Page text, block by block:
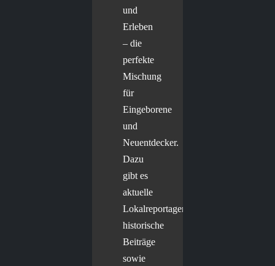
und
Erleben
– die
perfekte
Mischung
für
Eingeborene
und
Neuentdecker.
Dazu
gibt es
aktuelle
Lokalreportagen,
historische
Beiträge
sowie